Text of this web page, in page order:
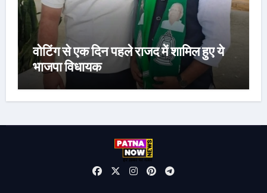
वोटिंग से एक दिन पहले राजद में शामिल हुए ये
भाजपा विधायक